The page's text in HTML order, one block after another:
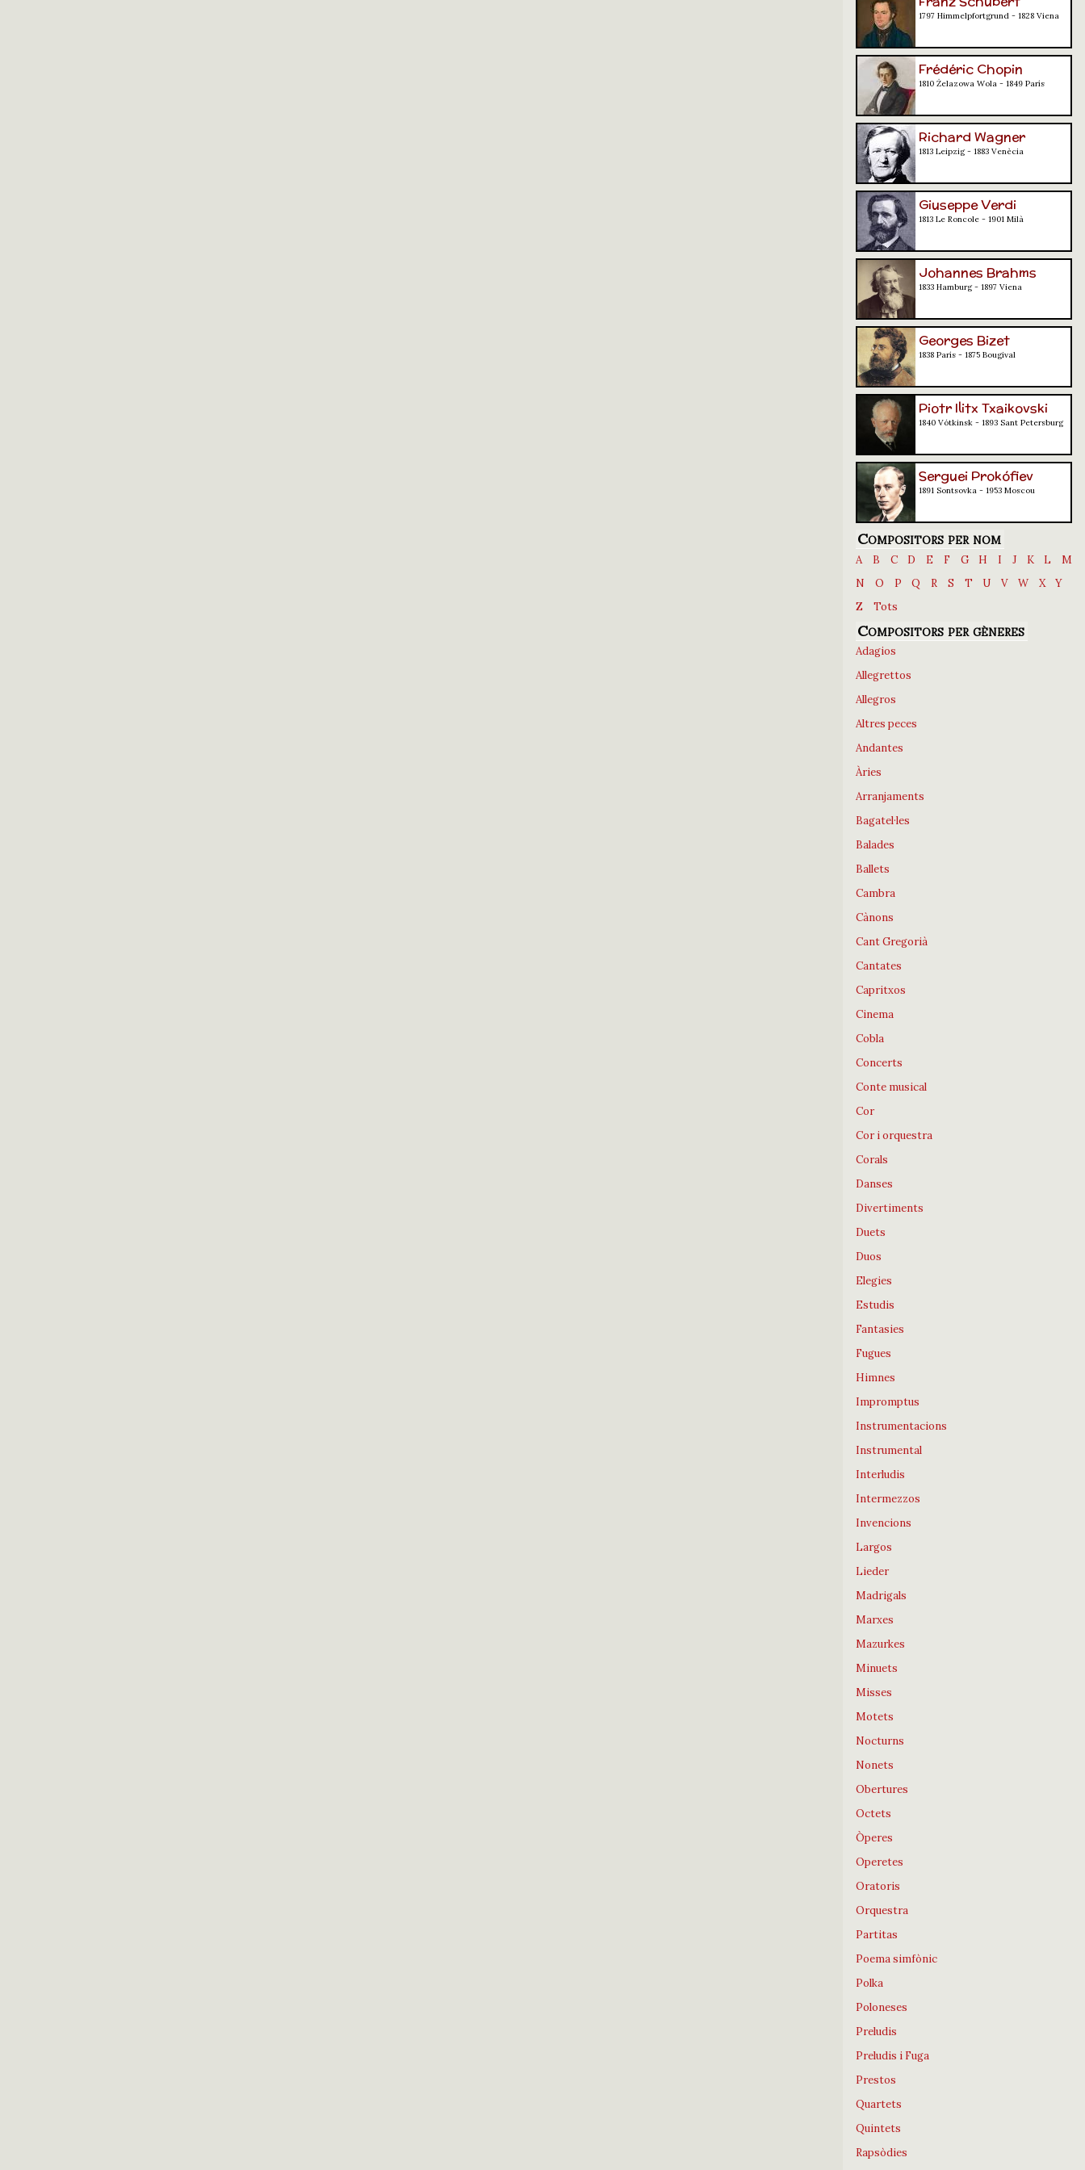
1797 Himmelpfortgrund - 1828 Viena
Frédéric Chopin
1810 Żelazowa Wola - 1849 París
Richard Wagner
1813 Leipzig - 1883 Venècia
Giuseppe Verdi
1813 Le Roncole - 1901 Milà
Johannes Brahms
1833 Hamburg - 1897 Viena
Georges Bizet
1838 París - 1875 Bougival
Piotr Ilitx Txaikovski
1840 Vótkinsk - 1893 Sant Petersburg
Serguei Prokófiev
1891 Sontsovka - 1953 Moscou
Compositors per nom
A B C D E F G H I J K L
M
N
O P Q R S T U V W X
Y
Z
Tots
Compositors per gèneres
Adagios
Allegrettos
Allegros
Altres peces
Andantes
Àries
Arranjaments
Bagatel·les
Balades
Ballets
Cambra
Cànons
Cant Gregorià
Cantates
Capritxos
Cinema
Cobla
Concerts
Conte musical
Cor
Cor i orquestra
Corals
Danses
Divertiments
Duets
Duos
Elegies
Estudis
Fantasies
Fugues
Himnes
Impromptus
Instrumentacions
Instrumental
Interludis
Intermezzos
Invencions
Largos
Lieder
Madrigals
Marxes
Mazurkes
Minuets
Misses
Motets
Nocturns
Nonets
Obertures
Octets
Òperes
Operetes
Oratoris
Orquestra
Partitas
Poema simfònic
Polka
Poloneses
Preludis
Preludis i Fuga
Prestos
Quartets
Quintets
Rapsòdies